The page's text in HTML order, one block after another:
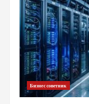
Бизнес советник